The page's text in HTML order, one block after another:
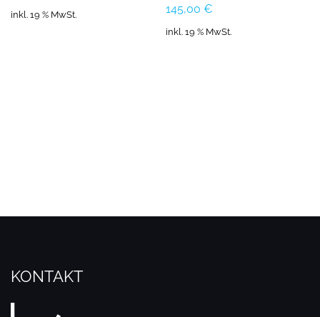
inkl. 19 % MwSt. 145,00€
inkl. 19 % MwSt.
KONTAKT